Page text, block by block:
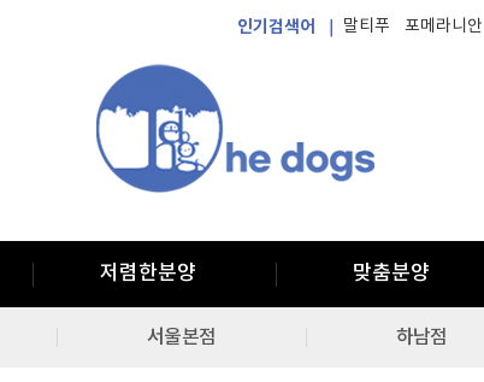
인기검색어 ｜ 말티푸 포메라니안
저렴한분양 맞춤분양
서울본점 하남점